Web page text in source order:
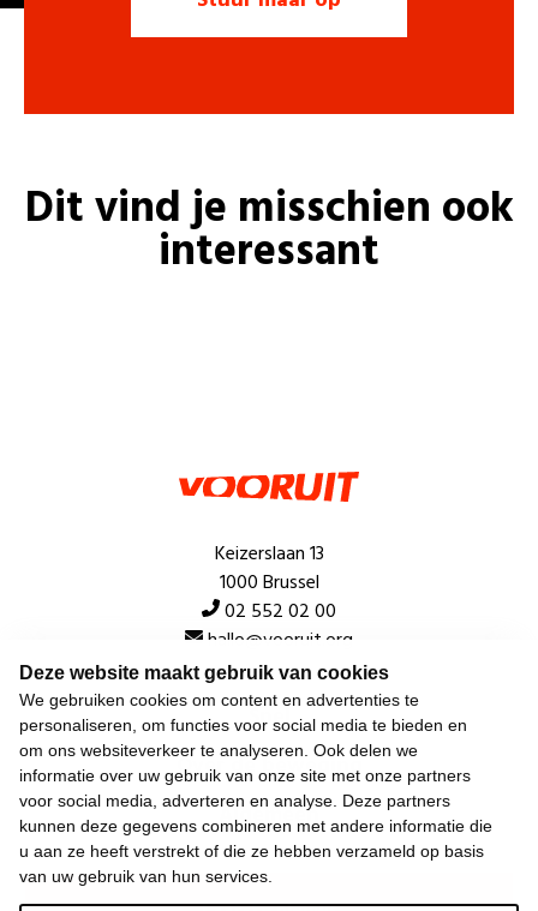
Deze website maakt gebruik van cookies
We gebruiken cookies om content en advertenties te
personaliseren, om functies voor social media te bieden en
om ons websiteverkeer te analyseren. Ook delen we
informatie over uw gebruik van onze site met onze partners
voor social media, adverteren en analyse. Deze partners
kunnen deze gegevens combineren met andere informatie die
u aan ze heeft verstrekt of die ze hebben verzameld op basis
van uw gebruik van hun services.
Dit vind je misschien ook
interessant
Keizerslaan 13
1000 Brussel
02 552 02 00
hallo@vooruit.org
Snel
Over de beweging
Algemeen